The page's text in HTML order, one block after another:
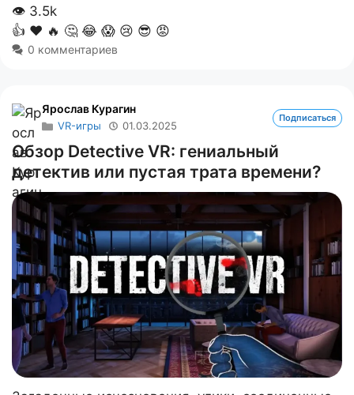
👁 3.5k
👍 ❤️ 🔥 🤔 😂 😱 😢 😎 😡
0 комментариев
Ярослав Курагин
VR-игры 01.03.2025
Подписаться
Обзор Detective VR: гениальный
детектив или пустая трата времени?